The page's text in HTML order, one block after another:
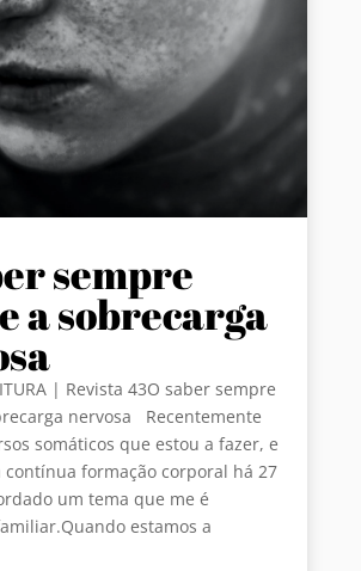
sempre
a sobrecarga
| Revista 43O saber sempre
nervosa Recentemente
somáticos que estou a fazer, e
contínua formação corporal há 27
um tema que me é
estamos a